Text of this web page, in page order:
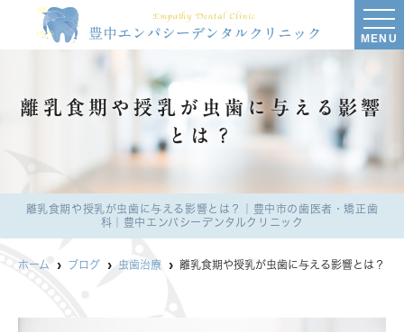
MENU
離乳食期や授乳が虫歯に与える影響
とは？
離乳食期や授乳が虫歯に与える影響とは？｜豊中市の歯医者・矯正歯
科｜豊中エンパシーデンタルクリニック
ホーム ブログ 虫歯治療 離乳食期や授乳が虫歯に与える影響とは？